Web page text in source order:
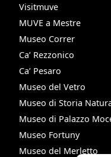
Visitmuve
MUVE a Mestre
Museo Correr
Ca’ Rezzonico
Ca’ Pesaro
Museo del Vetro
Museo di Storia
Museo di Palazzo
Museo Fortuny
Museo del Merletto